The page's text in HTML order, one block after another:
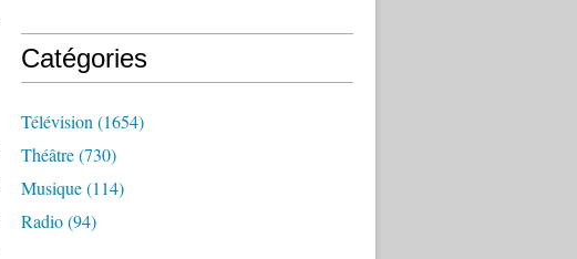
Catégories
Télévision (1654)
Théâtre(730)
Musique(114)
Radio(94)